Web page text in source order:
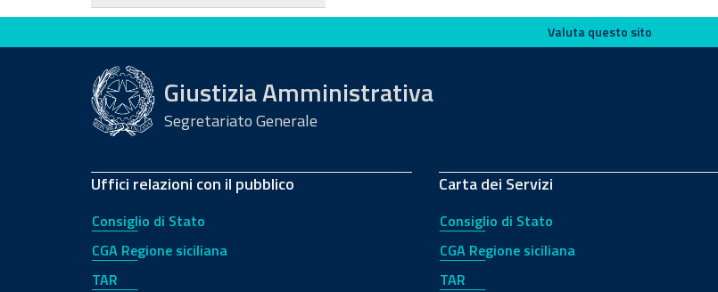
Valuta questo sito Valuta questo sito
Giustizia Amministrativa
Segretariato Generale
Uffici relazioni con il pubblico
Consiglio di Stato
CGA Regione siciliana
TAR
Carta dei Servizi
Consiglio di Stato
CGA Regione siciliana
TAR